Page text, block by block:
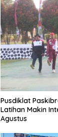
Pusdiklat
Latihan Makin
Agustus